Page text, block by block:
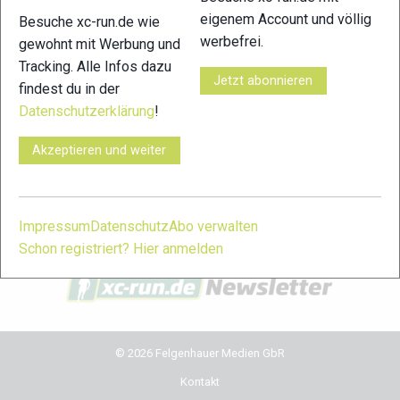
xc-run.de in den sozialen Netzwerken
facebookinstagramyoutubeuser-
circle
xc-run.de Newsletter Anmeldung
dich für unseren Newsletter an. Während der Saison erhältst
du damit regelmäßig die wichtigsten News und Themen in
dein Postfach. Einfach hier anmelden:
© 2026 Felgenhauer Medien GbR
Kontakt
Besuche xc-run.de wie
gewohnt mit Werbung und
Tracking. Alle Infos dazu
findest du in der
Datenschutzerklärung!
Akzeptieren und weiter
eigenem Account und völlig
werbefrei.
Jetzt abonnieren
ImpressumDatenschutzAbo verwalten
Schon registriert? Hier anmelden